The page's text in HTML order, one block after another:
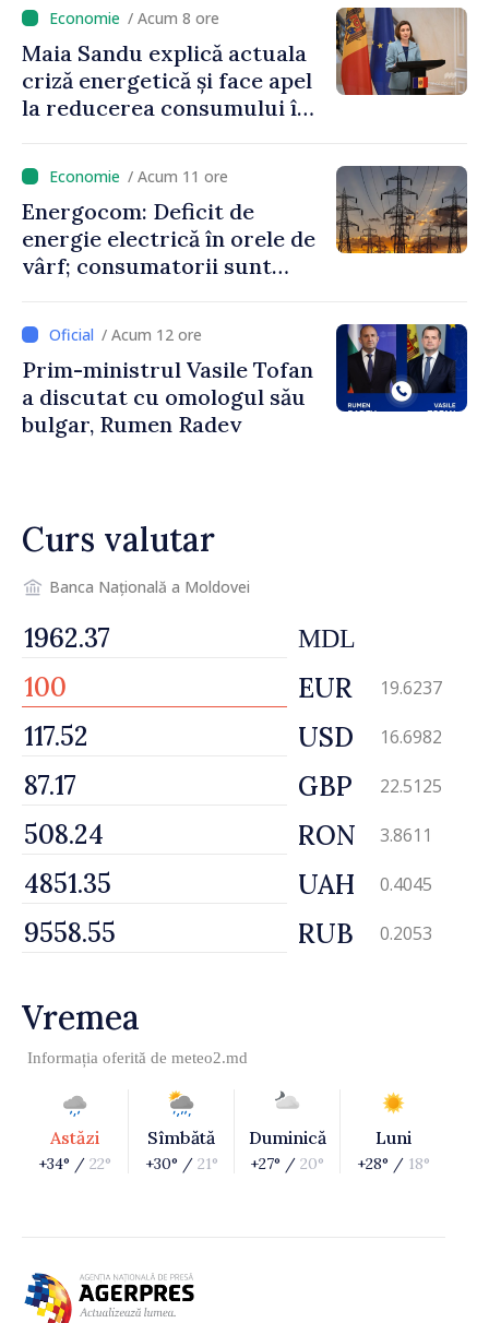
/ Acum 8 ore
Maia Sandu explică actuala
criză energetică și face apel
la reducerea consumului în
putem menține prețurile la
un nivel mai mic”
/ Acum 11 ore
Energocom: Deficit de
energie electrică în orele de
vârf; consumatorii sunt
/ Acum 12 ore
Prim-ministrul Vasile Tofan
a discutat cu omologul său
bulgar, Rumen Radev
Curs valutar
Banca Națională a Moldovei
MDL
EUR 19.6237
USD 16.6982
GBP 22.5125
RON 3.8611
UAH 0.4045
RUB 0.2053
Vremea
Informația oferită de meteo2.md
Astăzi
+34° / 22°
Sîmbătă
+30° / 21°
Duminică
+27° / 20°
Luni
+28° / 18°